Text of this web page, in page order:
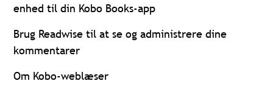
enhed til din Kobo Books-app
Brug Readwise til at se og administrere dine
kommentarer
Om Kobo-weblæser